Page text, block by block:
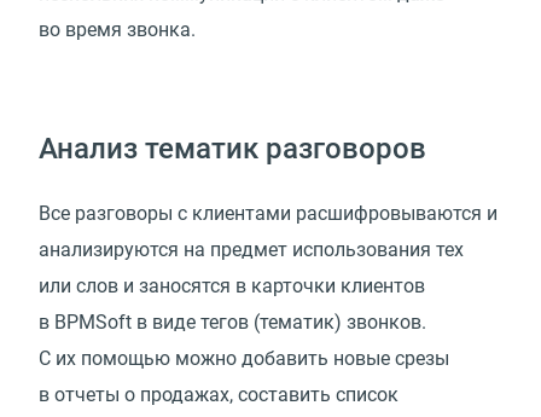
во время звонка.
Анализ тематик разговоров
Все разговоры с клиентами расшифровываются и
анализируются на предмет использования тех
или слов и заносятся в карточки клиентов
в BPMSoft в виде тегов (тематик) звонков.
С их помощью можно добавить новые срезы
в отчеты о продажах, составить список